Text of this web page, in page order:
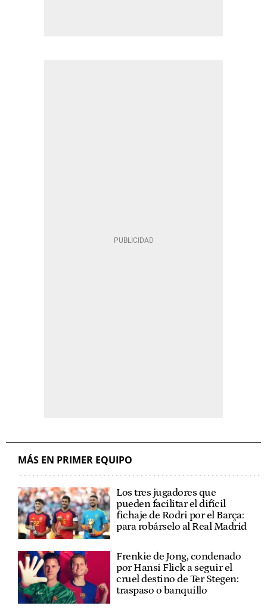
MÁS EN PRIMER EQUIPO
Los tres jugadores que
pueden facilitar el difícil
fichaje de Rodri por el Barça:
para robárselo al Real Madrid
Frenkie de Jong, condenado
por Hansi Flick a seguir el
cruel destino de Ter Stegen:
traspaso o banquillo